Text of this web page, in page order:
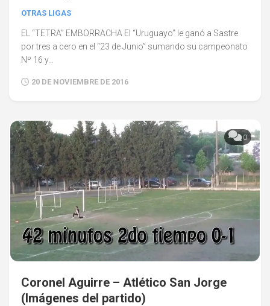
OTRAS LIGAS
EL “TETRA” EMBORRACHA El “Uruguayo” le ganó a Sastre
por tres a cero en el “23 de Junio” sumando su campeonato
Nº 16 y...
20 DE NOVIEMBRE DE 2016
0
Coronel Aguirre – Atlético San Jorge
(Imágenes del partido)